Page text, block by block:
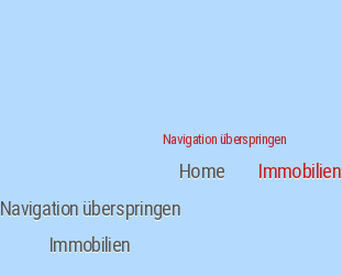
Navigation überspringen
Home Immobilien
Navigation überspringen
Immobilien